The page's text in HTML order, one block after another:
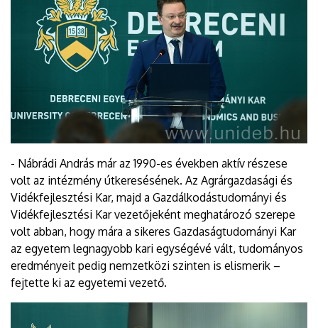
- Nábrádi András már az 1990-es években aktív részese
volt az intézmény útkeresésének. Az Agrárgazdasági és
Vidékfejlesztési Kar, majd a Gazdálkodástudományi és
Vidékfejlesztési Kar vezetőjeként meghatározó szerepe
volt abban, hogy mára a sikeres Gazdaságtudományi Kar
az egyetem legnagyobb kari egységévé vált, tudományos
eredményeit pedig nemzetközi szinten is elismerik –
fejtette ki az egyetemi vezető.